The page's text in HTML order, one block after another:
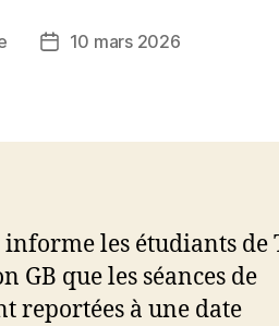
Date10 mars 2026
les étudiants de
GB que les séances de
reportées à une date